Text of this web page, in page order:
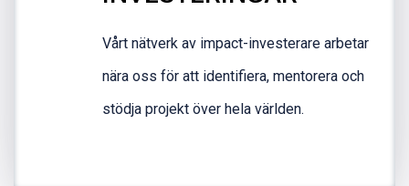
Vårt nätverk av impact-investerare arbetar
nära oss för att identifiera, mentorera och
stödja projekt över hela världen.